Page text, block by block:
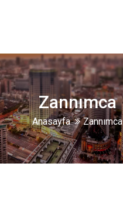
Zannımca
Anasayfa Zannımca